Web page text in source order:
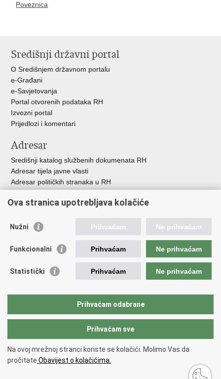
Poveznica
Središnji državni portal
O Središnjem državnom portalu
e-Građani
e-Savjetovanja
Portal otvorenih podataka RH
Izvozni portal
Prijedlozi i komentari
Adresar
Središnji katalog službenih dokumenata RH
Adresar tijela javne vlasti
Adresar političkih stranaka u RH
Besplatni telefoni javne uprave
Važne poveznice
Vlada Republike Hrvatske
Registar neprofitnih organizacija
Nacionalna zaklada za razvoj civilnoga društva
Copyright © 2026 Ured za udruge.
pristupačnosti
Ova stranica upotrebljava kolačiće
Nužni Prihvaćam Ne prihvaćam
Funkcionalni Prihvaćam Ne prihvaćam
Statistički Prihvaćam Ne prihvaćam
Prihvaćam odabrane
Prihvaćam sve
Na ovoj mrežnoj stranci koriste se kolačići. Molimo Vas da
pročitate Obavijest o kolačićima.